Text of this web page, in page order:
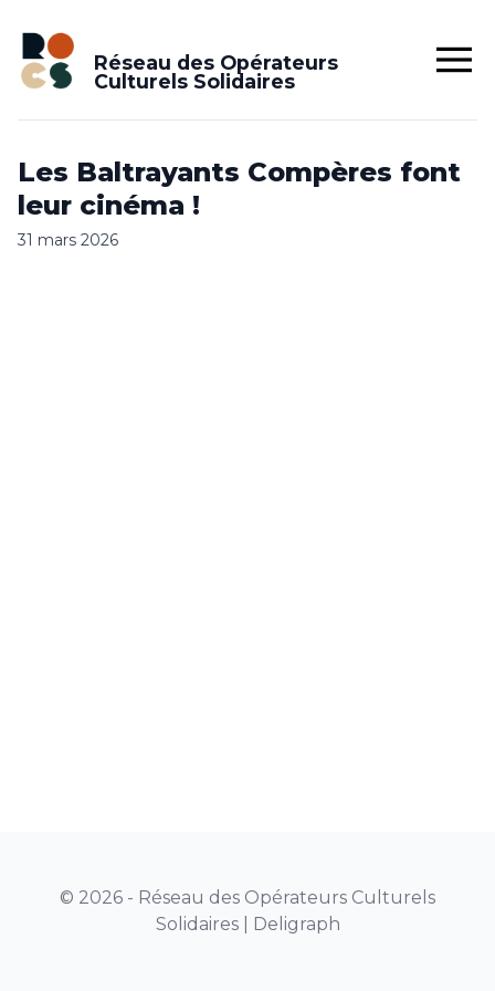
Réseau des Opérateurs
Culturels Solidaires
Les Baltrayants Compères font
leur cinéma !
31 mars 2026
© 2026 - Réseau des Opérateurs Culturels
Solidaires | Deligraph